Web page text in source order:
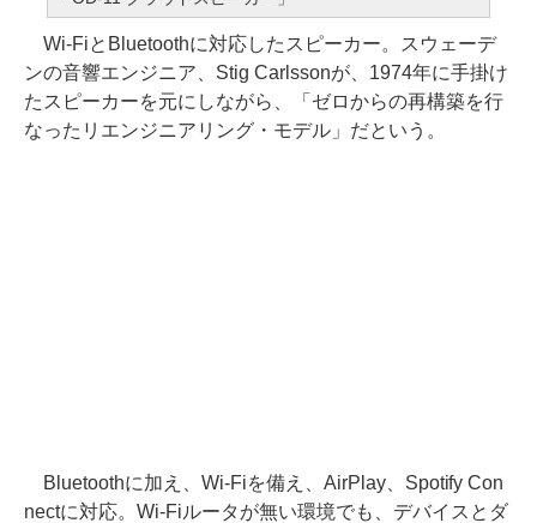
Wi-FiとBluetoothに対応したスピーカー。スウェーデ
ンの音響エンジニア、Stig Carlssonが、1974年に手掛け
たスピーカーを元にしながら、「ゼロからの再構築を行
なったリエンジニアリング・モデル」だという。
Bluetoothに加え、Wi-Fiを備え、AirPlay、Spotify Con
nectに対応。Wi-Fiルータが無い環境でも、デバイスとダ